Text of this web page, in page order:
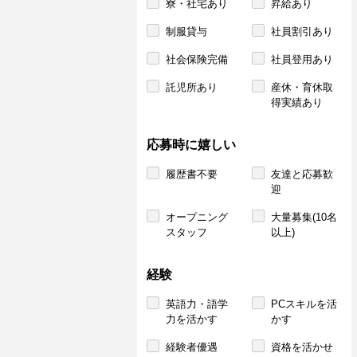
寮・社宅あり 昇給あり
制服貸与 社員割引あり
社会保険完備 社員登用あり
託児所あり
産休・育休取
得実績あり
応募時に嬉しい
履歴書不要
友達と応募歓
迎
オープニング
スタッフ
大量募集(10名
以上)
経験
英語力・語学
力を活かす
PCスキルを活
かす
経験者優遇
資格を活かせ